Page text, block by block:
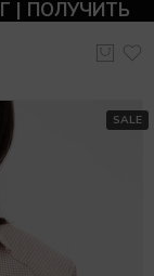
| ПОЛУЧИТЬ
SALE